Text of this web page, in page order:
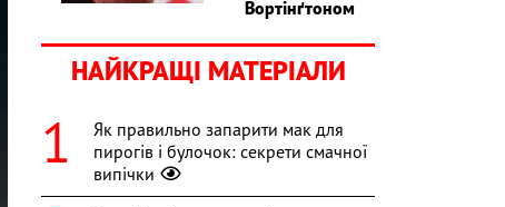
Вортінґтоном
НАЙКРАЩІ МАТЕРІАЛИ
Як правильно запарити мак для
пирогів і булочок: секрети смачної
випічки